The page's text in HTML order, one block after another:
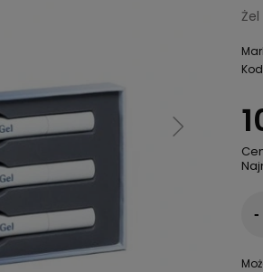
-